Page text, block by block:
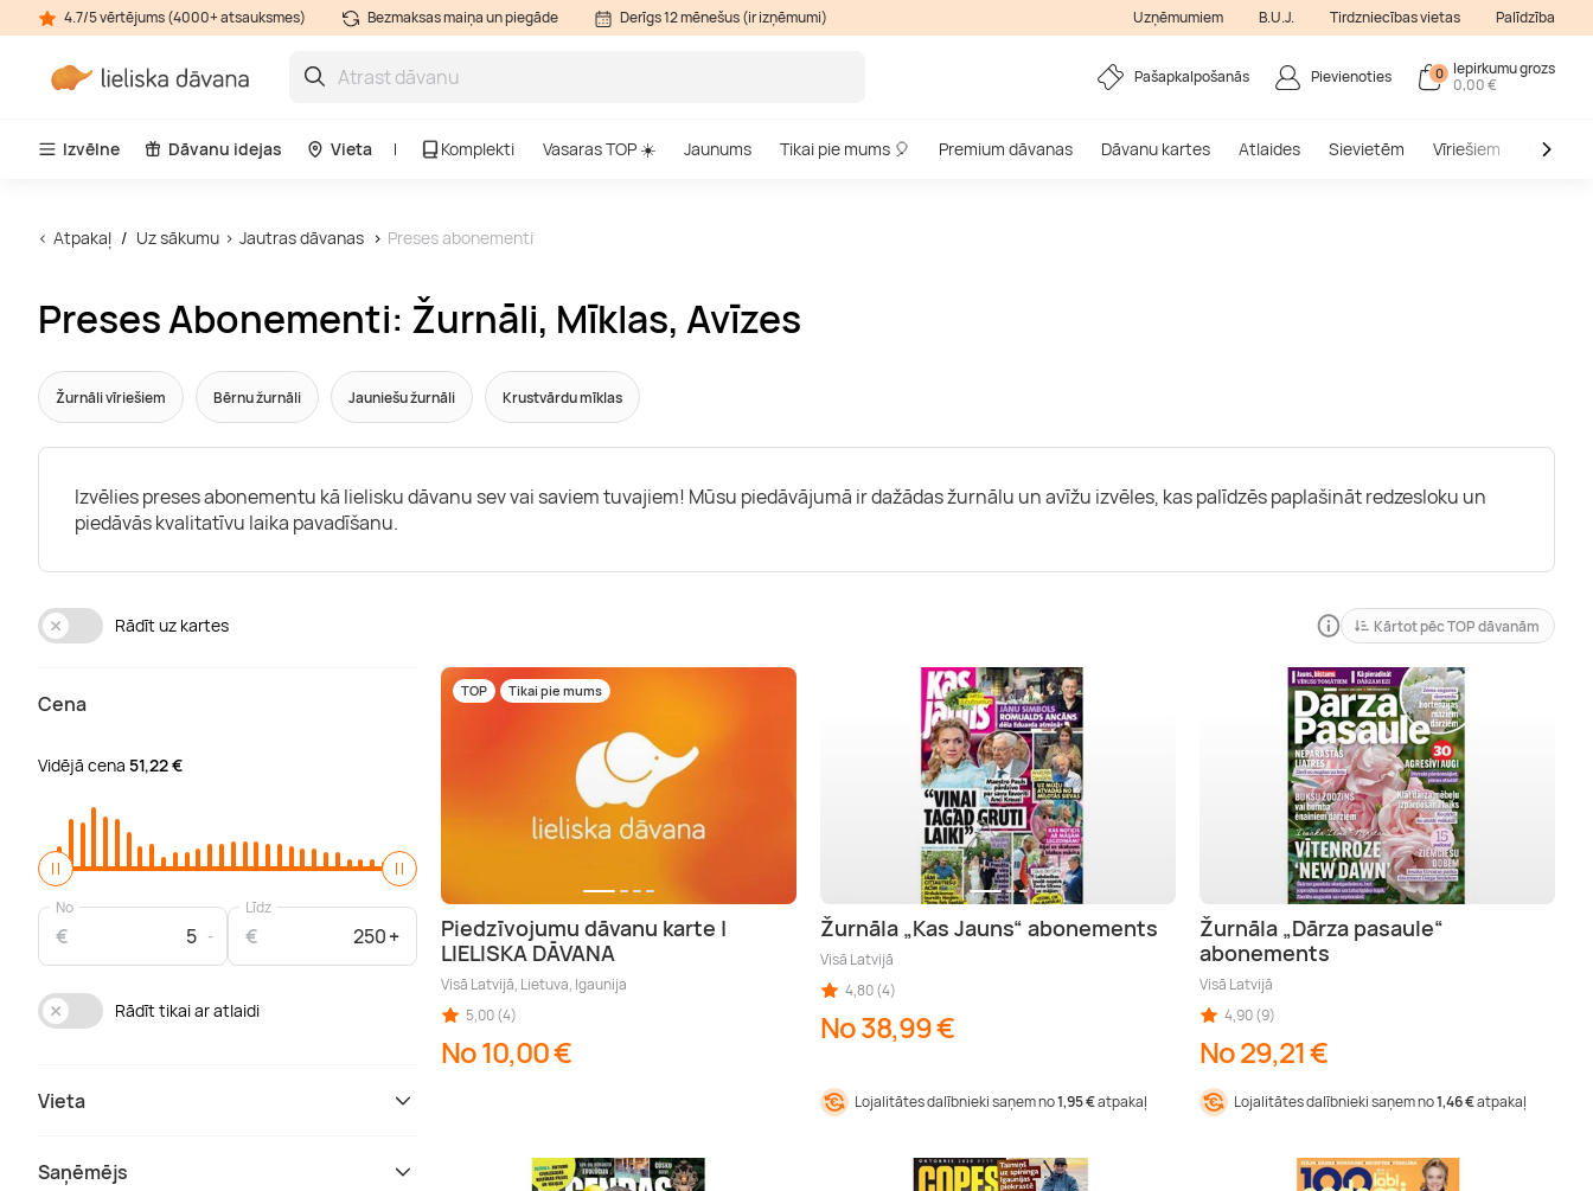
4.7/5 vērtējums (4000+ atsauksmes) Bezmaksas maiņa un piegāde Derīgs 12 mēnešus (ir izņēmumi) Uzņēmumiem B.U.J. Tirdzniecības vietas Palīdzība
Pašapkalpošanās Pievienoties 0
Iepirkumu grozs
0,00 €
Izvēlne Dāvanu idejas Vieta Komplekti Vasaras TOP ☀️ Jaunums Tikai pie mums 🎈 Premium dāvanas Dāvanu kartes Atlaides Sievietēm Vīriešiem Outlet
Atpakaļ Uz sākumu Jautras dāvanas Preses abonementi
Preses Abonementi: Žurnāli, Mīklas, Avīzes
Žurnāli vīriešiem Bērnu žurnāli Jauniešu žurnāli Krustvārdu mīklas
Izvēlies preses abonementu kā lielisku dāvanu sev vai saviem tuvajiem! Mūsu piedāvājumā ir dažādas žurnālu un avīžu izvēles, kas palīdzēs paplašināt redzesloku un
piedāvās kvalitatīvu laika pavadīšanu.
Rādīt uz kartes Kārtot pēc TOP dāvanām
Cena
Vidējā cena 51,22 €
No
€
Līdz
€
Rādīt tikai ar atlaidi
Vieta
Saņēmējs
TOP Tikai pie mums
Piedzīvojumu dāvanu karte |
LIELISKA DĀVANA
Visā Latvijā, Lietuva, Igaunija
5,00 (4)
No 10,00 €
Žurnāla „Kas Jauns“ abonements
Visā Latvijā
4,80 (4)
No 38,99 €
Lojalitātes dalībnieki saņem no1,95 €atpakaļ
Žurnāla „Dārza pasaule“
abonements
Visā Latvijā
4,90 (9)
No 29,21 €
Lojalitātes dalībnieki saņem no1,46 €atpakaļ